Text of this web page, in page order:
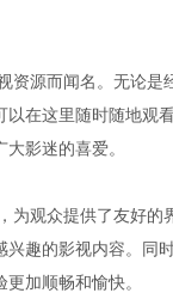
资源而闻名。无论
在这里随时随地观
影迷的喜爱。
为观众提供了友好
趣的影视内容。同
加顺畅和愉快。